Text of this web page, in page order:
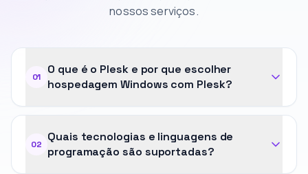
nossos serviços.
01
O que é o Plesk e por que escolher
hospedagem Windows com Plesk?
02
Quais tecnologias e linguagens de
programação são suportadas?